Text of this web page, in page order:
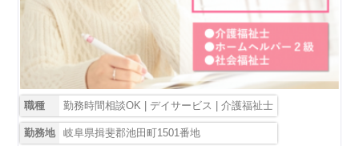
職種 勤務時間相談OK | デイサービス | 介護福祉士
勤務地 岐阜県揖斐郡池田町1501番地